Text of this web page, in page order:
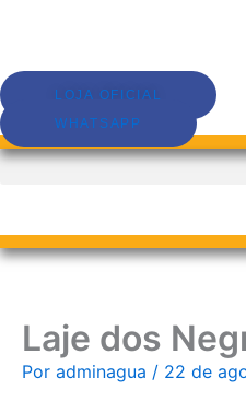
o
conteúdoLOJA OFICIAL
WHATSAPP
Laje dos
Por adminagua / 22 de